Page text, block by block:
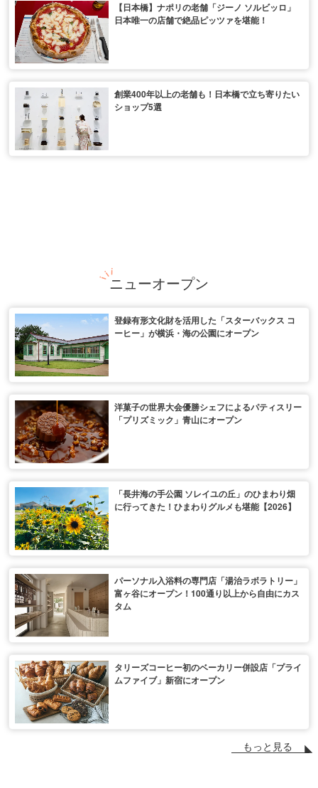
【日本橋】ナポリの老舗「ジーノ ソルビッロ」
日本唯一の店舗で絶品ピッツァを堪能！
創業400年以上の老舗も！日本橋で立ち寄りたい
ショップ5選
ニューオープン
登録有形文化財を活用した「スターバックス コ
ーヒー」が横浜・海の公園にオープン
洋菓子の世界大会優勝シェフによるパティスリー
「プリズミック」青山にオープン
「長井海の手公園 ソレイユの丘」のひまわり畑
に行ってきた！ひまわりグルメも堪能【2026】
パーソナル入浴料の専門店「湯治ラボラトリー」
富ヶ谷にオープン！100通り以上から自由にカス
タム
タリーズコーヒー初のベーカリー併設店「プライ
ムファイブ」新宿にオープン
もっと見る